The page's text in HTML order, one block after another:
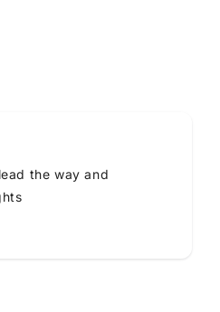
the way and